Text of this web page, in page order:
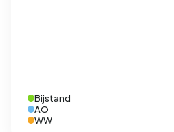
Bijstand
AO
WW